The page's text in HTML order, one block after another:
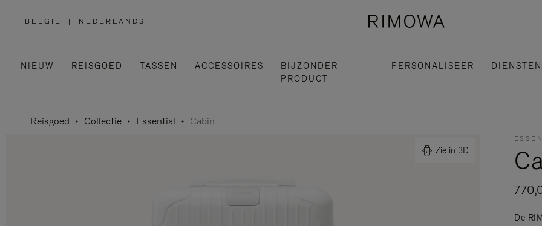
BELGIË
,
| NEDERLANDS
NIEUW REISGOED TASSEN ACCESSOIRES
BIJZONDER
PRODUCT
PERSONALISEER DIENSTEN
Reisgoed Collectie Essential Cabin
Zie in 3D
De